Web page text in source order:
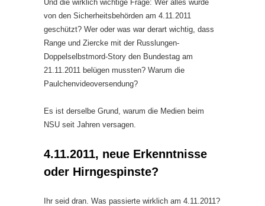
Und die wirklich wichtige Frage: Wer alles wurde
von den Sicherheitsbehörden am 4.11.2011
geschützt? Wer oder was war derart wichtig, dass
Range und Ziercke mit der Russlungen-
Doppelselbstmord-Story den Bundestag am
21.11.2011 belügen mussten? Warum die
Paulchenvideoversendung?
Es ist derselbe Grund, warum die Medien beim
NSU seit Jahren versagen.
4.11.2011, neue Erkenntnisse
oder Hirngespinste?
Ihr seid dran. Was passierte wirklich am 4.11.2011?